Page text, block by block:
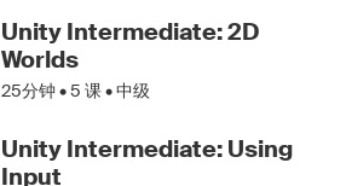
Unity Intermediate: 2D
Worlds
25分钟 •5 课 • 中级
Unity Intermediate: Using
Input